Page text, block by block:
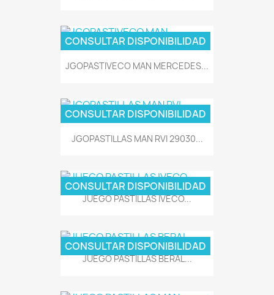
JGOPASTIVECO MAN MERCEDES...
CONSULTAR DISPONIBILIDAD
JGOPASTILLAS MAN RVI 29030...
CONSULTAR DISPONIBILIDAD
JUEGO PASTILLAS IVECO...
CONSULTAR DISPONIBILIDAD
JUEGO PASTILLAS BERAL...
CONSULTAR DISPONIBILIDAD